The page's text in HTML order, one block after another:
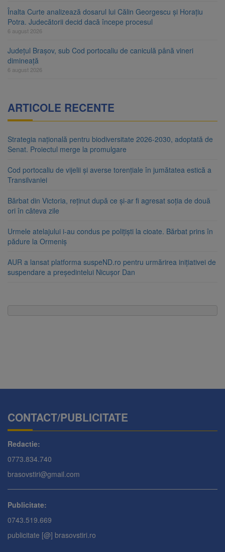
Înalta Curte analizează dosarul lui Călin Georgescu și Horațiu
Potra. Judecătorii decid dacă începe procesul
6 august 2026
Județul Brașov, sub Cod portocaliu de caniculă până vineri
dimineață
6 august 2026
ARTICOLE RECENTE
Strategia națională pentru biodiversitate 2026-2030, adoptată de
Senat. Proiectul merge la promulgare
Cod portocaliu de vijelii și averse torențiale în jumătatea estică a
Transilvaniei
Bărbat din Victoria, reținut după ce și-ar fi agresat soția de două
ori în câteva zile
Urmele atelajului i-au condus pe polițiști la cioate. Bărbat prins în
pădure la Ormeniș
AUR a lansat platforma suspeND.ro pentru urmărirea inițiativei de
suspendare a președintelui Nicușor Dan
CONTACT/PUBLICITATE
Redactie:
0773.834.740
brasovstiri@gmail.com
Publicitate:
0743.519.669
publicitate [@] brasovstiri.ro